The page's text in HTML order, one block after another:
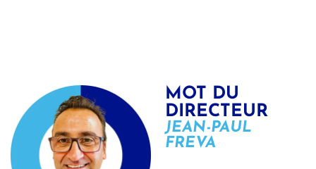
MOT DU
DIRECTEUR
JEAN-PAUL
FREVA